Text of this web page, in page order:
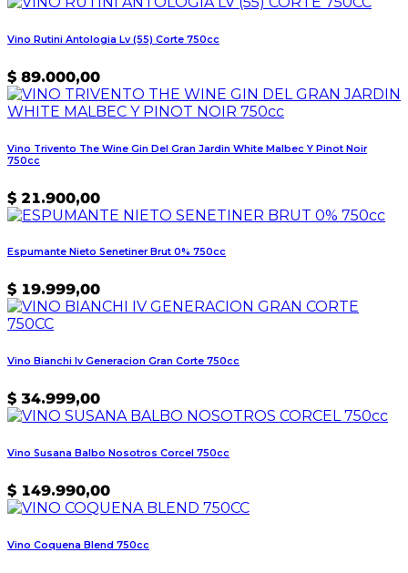
Vino Rutini Antologia Lv (55) Corte 750cc
$ 89.000,00
Vino Trivento The Wine Gin Del Gran Jardin White Malbec Y Pinot Noir
750cc
$ 21.900,00
Espumante Nieto Senetiner Brut 0% 750cc
$ 19.999,00
Vino Bianchi Iv Generacion Gran Corte 750cc
$ 34.999,00
Vino Susana Balbo Nosotros Corcel 750cc
$ 149.990,00
Vino Coquena Blend 750cc